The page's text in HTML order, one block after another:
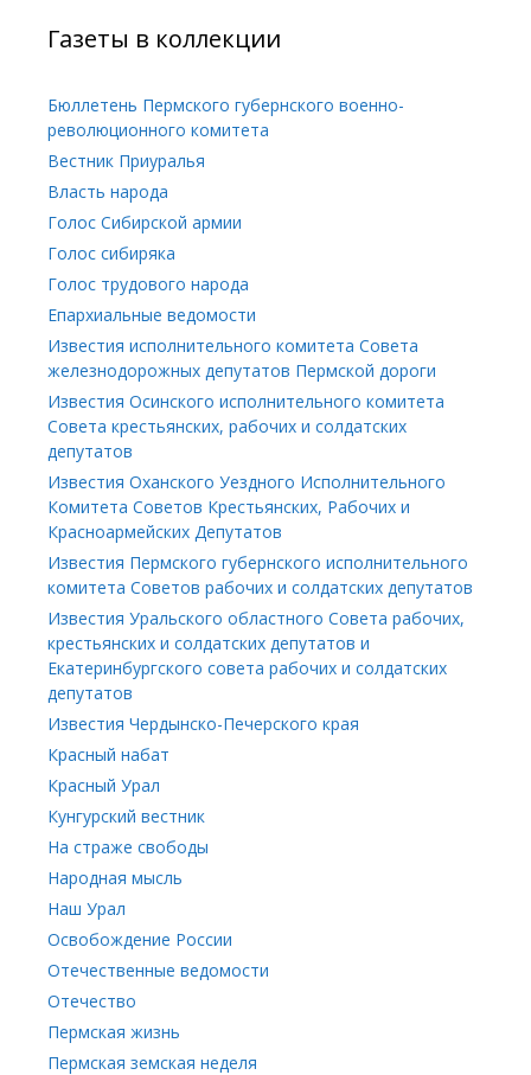
Газеты в коллекции
Бюллетень Пермского губернского военно-
революционного комитета
Вестник Приуралья
Власть народа
Голос Сибирской армии
Голос сибиряка
Голос трудового народа
Епархиальные ведомости
Известия исполнительного комитета Совета
железнодорожных депутатов Пермской дороги
Известия Осинского исполнительного комитета
Совета крестьянских, рабочих и солдатских
депутатов
Известия Оханского Уездного Исполнительного
Комитета Советов Крестьянских, Рабочих и
Красноармейских Депутатов
Известия Пермского губернского исполнительного
комитета Советов рабочих и солдатских депутатов
Известия Уральского областного Совета рабочих,
крестьянских и солдатских депутатов и
Екатеринбургского совета рабочих и солдатских
депутатов
Известия Чердынско-Печерского края
Красный набат
Красный Урал
Кунгурский вестник
На страже свободы
Народная мысль
Наш Урал
Освобождение России
Отечественные ведомости
Отечество
Пермская жизнь
Пермская земская неделя